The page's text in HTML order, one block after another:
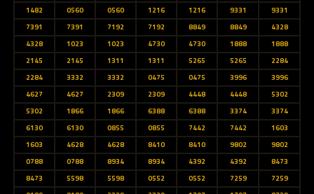
1482
0560 0560 1216 1216 9331
9331
7391
7391 7192 7192 8849 8849
4328
4328
1023 1023 4730 4730 1888
1888
2145
2145 1311 1311 5265 5265
2284
2284
3332 3332 0475 0475 3996
3996
4627
4627 2309 2309 4448 4448
5302
5302
1866 1866 6388 6388 3374
3374
6130
6130 0855 0855 7442 7442
1603
1603
4628 4628 8410 8410 9802
9802
0788
0788 8934 8934 4392 4392
8473
8473
5598 5598 0552 0552 7259
7259